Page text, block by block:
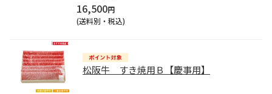
16,500円
(送料別・税込)
松阪牛 すき焼用Ｂ【慶事用】